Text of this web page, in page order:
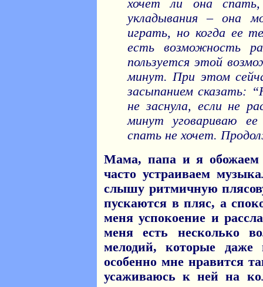
хочет ли она
укладывания – она
играть, но когда ее
есть возможность
пользуется этой
минут. При этом
засыпанием сказать:
не заснула, если не
минут уговариваю
спать не хочет.
Мама, папа и я
часто устраиваем
слышу ритмичную
пускаются в пляс, а
меня успокоение и
меня есть несколько
мелодий, которые
особенно мне нравится
усаживаюсь к ней на